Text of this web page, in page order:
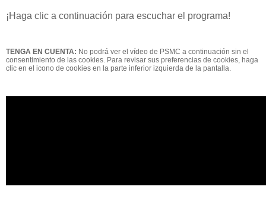
¡Haga clic a continuación para escuchar el programa!
TENGA EN CUENTA: No podrá ver el vídeo de PSMC a continuación sin el
consentimiento de las cookies. Para revisar sus preferencias de cookies, haga
clic en el icono de cookies en la parte inferior izquierda de la pantalla.